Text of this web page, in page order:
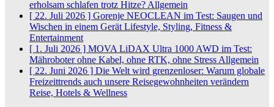
erholsam schlafen trotz Hitze? Allgemein
[ 22. Juli 2026 ] Gorenje NEOCLEAN im Test: Saugen und
Wischen in einem Gerät Lifestyle, Styling, Fitness &
Entertainment
[ 1. Juli 2026 ] MOVA LiDAX Ultra 1000 AWD im Test:
Mähroboter ohne Kabel, ohne RTK, ohne Stress Allgemein
[ 22. Juni 2026 ] Die Welt wird grenzenloser: Warum globale
Freizeittrends auch unsere Reisegewohnheiten verändern
Reise, Hotels & Wellness